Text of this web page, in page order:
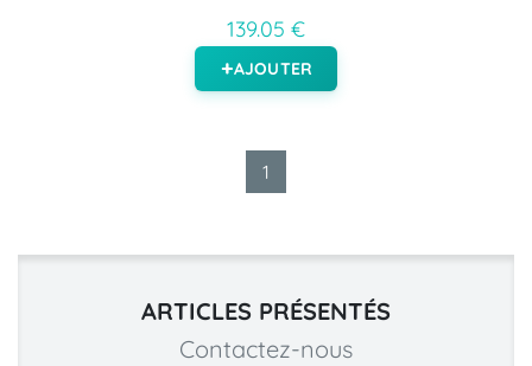
139.05 €
AJOUTER
1
ARTICLES PRÉSENTÉS
Contactez-nous